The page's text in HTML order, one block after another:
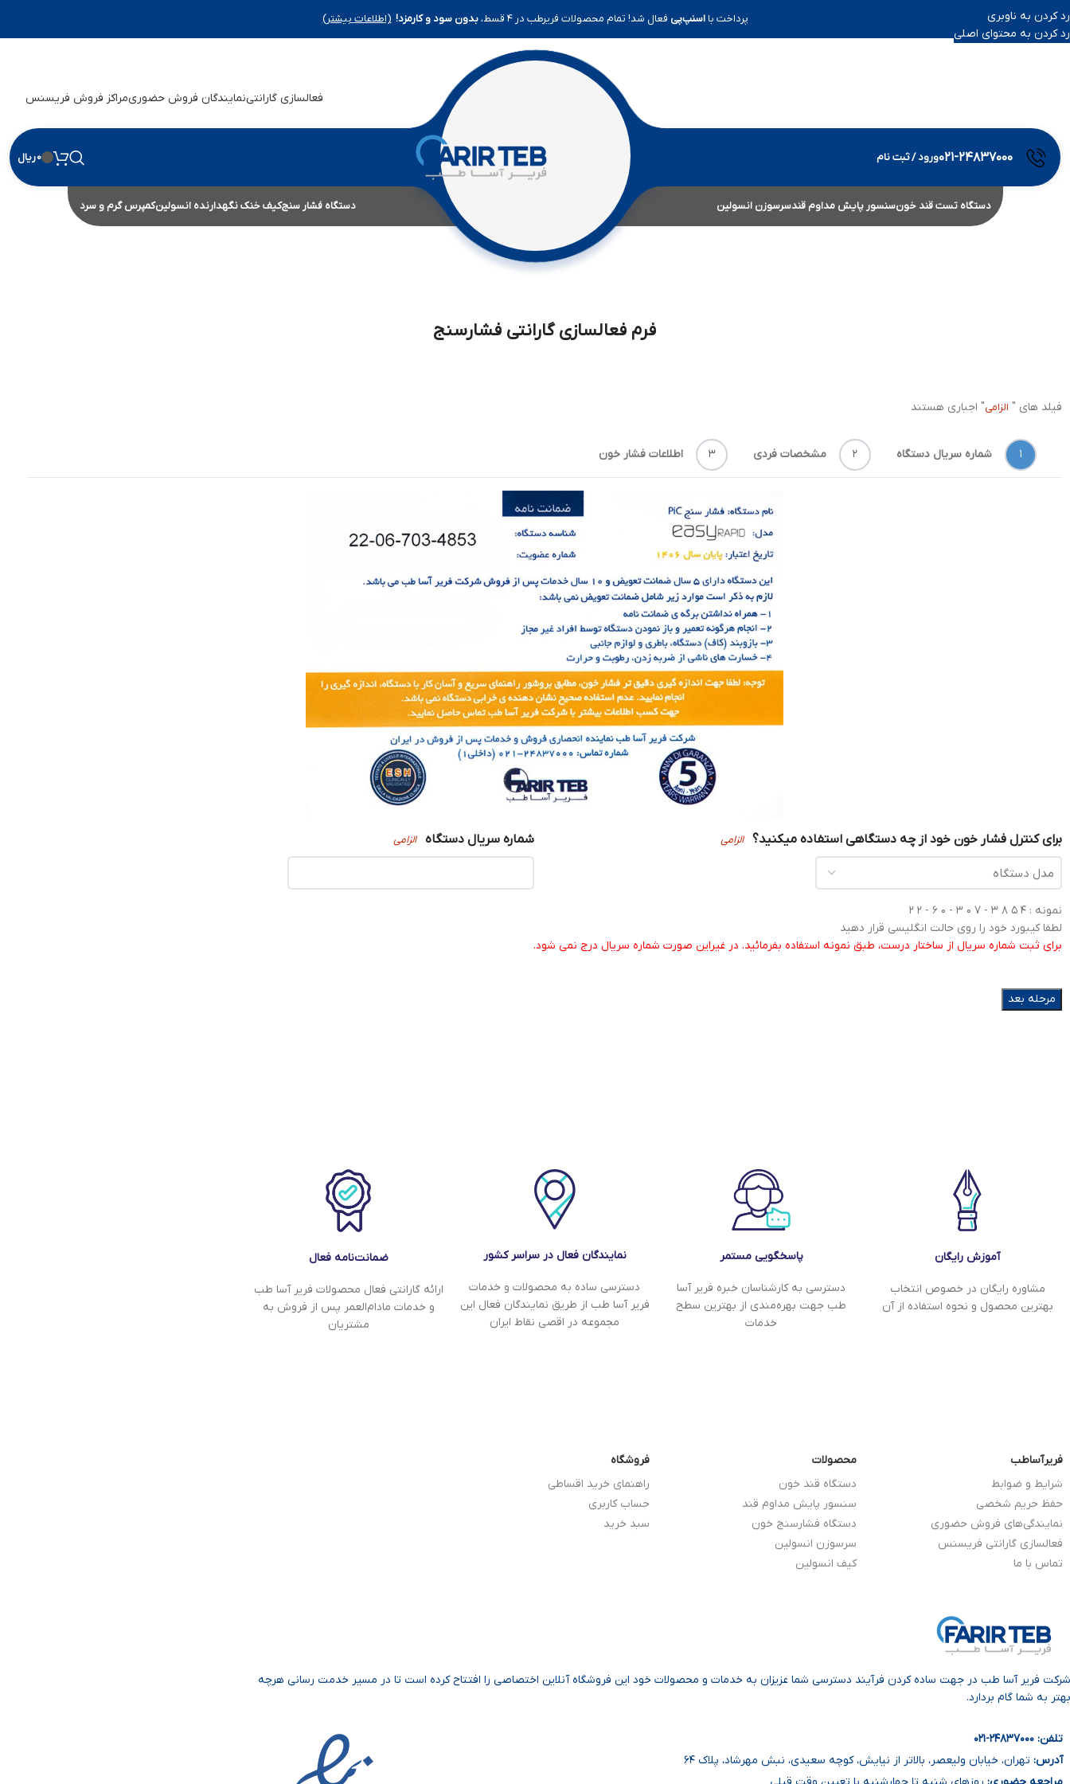
رد کردن به ناوبری
رد کردن به محتوای اصلی
فعالسازی گارانتینمایندگان فروش حضوریمراکز فروش فریسنس
۰۲۱-۲۴۸۳۷۰۰۰ورود / ثبت نام 0ریال
دستگاه تست قند خونسنسور پایش مداوم قندسرسوزن انسولین دستگاه فشار سنجکیف خنک نگهدارنده انسولینکمپرس گرم و سرد
فرم فعالسازی گارانتی فشارسنج
فیلد های " الزامی" اجباری هستند
۱ شماره سریال دستگاه ۲ مشخصات فردی ۳ اطلاعات فشار خون
برای کنترل فشار خون خود از چه دستگاهی استفاده میکنید؟ الزامی شماره سریال دستگاه الزامی
نمونه : ۴ ۵ ۸ ۳ - ۷ ۰ ۳ - ۰ ۶ - ۲ ۲
لطفا کیبورد خود را روی حالت انگلیسی قرار دهید
برای ثبت شماره سریال از ساختار درست، طبق نمونه استفاده بفرمائید. در غیراین صورت شماره سریال درج نمی شود.
آموزش رایگان
مشاوره رایگان در خصوص انتخاب
بهترین محصول و نحوه استفاده از آن
پاسخگویی مستمر
دسترسی به کارشناسان خبره فریر آسا
طب جهت بهره‌مندی از بهترین سطح
خدمات
نمایندگان فعال در سراسر کشور
دسترسی ساده به محصولات و خدمات
فریر آسا طب از طریق نمایندگان فعال این
مجموعه در اقصی نقاط ایران
ضمانت‌نامه فعال
ارائه گارانتی فعال محصولات فریر آسا طب
و خدمات مادام‌العمر پس از فروش به
مشتریان
فریرآساطب
شرایط و ضوابط
حفظ حریم شخصی
نمایندگی‌های فروش حضوری
فعالسازی گارانتی فریسنس
تماس با ما
محصولات
دستگاه قند خون
سنسور پایش مداوم قند
دستگاه فشارسنج خون
سرسوزن انسولین
کیف انسولین
فروشگاه
راهنمای خرید اقساطی
حساب کاربری
سبد خرید
شرکت فریر آسا طب در جهت ساده‌ کردن فرآیند دسترسی شما عزیزان به خدمات و محصولات خود این فروشگاه آنلاین اختصاصی را افتتاح کرده است تا در مسیر خدمت رسانی هرچه
بهتر به شما گام بردارد.
تلفن: ۲۴۸۳۷۰۰۰ -۰۲۱
آدرس: تهران، خیابان ولیعصر، بالاتر از نیایش، کوچه سعیدی، نبش مهرشاد، پلاک ۶۴
پرداخت بااسنپ‌پی فعال شد! تمام محصولات فریرطب در ۴ قسط، بدون سود و کارمزد! (اطلاعات بیشتر)